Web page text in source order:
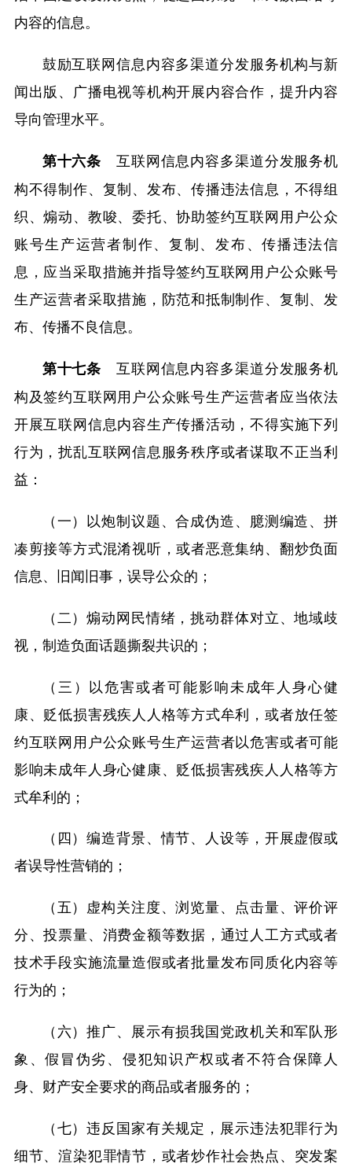
内容的信息。
鼓励互联网信息内容多渠道分发服务机构与新
闻出版、广播电视等机构开展内容合作，提升内容
导向管理水平。
第十六条 互联网信息内容多渠道分发服务机
构不得制作、复制、发布、传播违法信息，不得组
织、煽动、教唆、委托、协助签约互联网用户公众
账号生产运营者制作、复制、发布、传播违法信
息，应当采取措施并指导签约互联网用户公众账号
生产运营者采取措施，防范和抵制制作、复制、发
布、传播不良信息。
第十七条 互联网信息内容多渠道分发服务机
构及签约互联网用户公众账号生产运营者应当依法
开展互联网信息内容生产传播活动，不得实施下列
行为，扰乱互联网信息服务秩序或者谋取不正当利
益：
（一）以炮制议题、合成伪造、臆测编造、拼
凑剪接等方式混淆视听，或者恶意集纳、翻炒负面
信息、旧闻旧事，误导公众的；
（二）煽动网民情绪，挑动群体对立、地域歧
视，制造负面话题撕裂共识的；
（三）以危害或者可能影响未成年人身心健
康、贬低损害残疾人人格等方式牟利，或者放任签
约互联网用户公众账号生产运营者以危害或者可能
影响未成年人身心健康、贬低损害残疾人人格等方
式牟利的；
（四）编造背景、情节、人设等，开展虚假或
者误导性营销的；
（五）虚构关注度、浏览量、点击量、评价评
分、投票量、消费金额等数据，通过人工方式或者
技术手段实施流量造假或者批量发布同质化内容等
行为的；
（六）推广、展示有损我国党政机关和军队形
象、假冒伪劣、侵犯知识产权或者不符合保障人
身、财产安全要求的商品或者服务的；
（七）违反国家有关规定，展示违法犯罪行为
细节、渲染犯罪情节，或者炒作社会热点、突发案